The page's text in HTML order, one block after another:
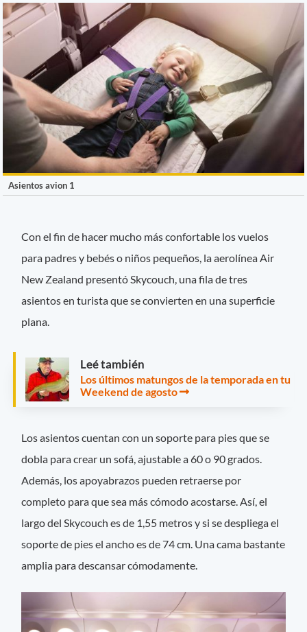
Asientos avion 1
Con el fin de hacer mucho más confortable los vuelos
para padres y bebés o niños pequeños, la aerolínea Air
New Zealand presentó Skycouch, una fila de tres
asientos en turista que se convierten en una superficie
plana.
Leé también
Los últimos matungos de la temporada en tu
Weekend de agosto
Los asientos cuentan con un soporte para pies que se
dobla para crear un sofá, ajustable a 60 o 90 grados.
Además, los apoyabrazos pueden retraerse por
completo para que sea más cómodo acostarse. Así, el
largo del Skycouch es de 1,55 metros y si se despliega el
soporte de pies el ancho es de 74 cm. Una cama bastante
amplia para descansar cómodamente.